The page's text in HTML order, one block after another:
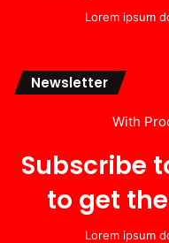
Lorem ipsum
Newsletter
With
Subscribe
to get
Lorem ipsum